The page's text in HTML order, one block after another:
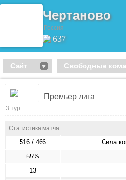
Чертаново
Россия
637
Сайт Свободные
Премьер лига
3 тур
Статистика матча
516 / 466 Сила
55%
13